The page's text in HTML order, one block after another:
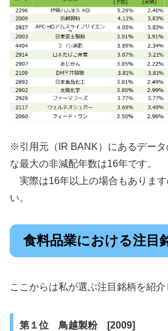
※引用元（IR BANK）にあるデー
な最大の非減配年数は16年です。
実際は16年以上の場合もあります
い。
食料品業における注目
ここからは私が選ぶ注目銘柄を紹介
第１位 鳥越製粉 [2009]